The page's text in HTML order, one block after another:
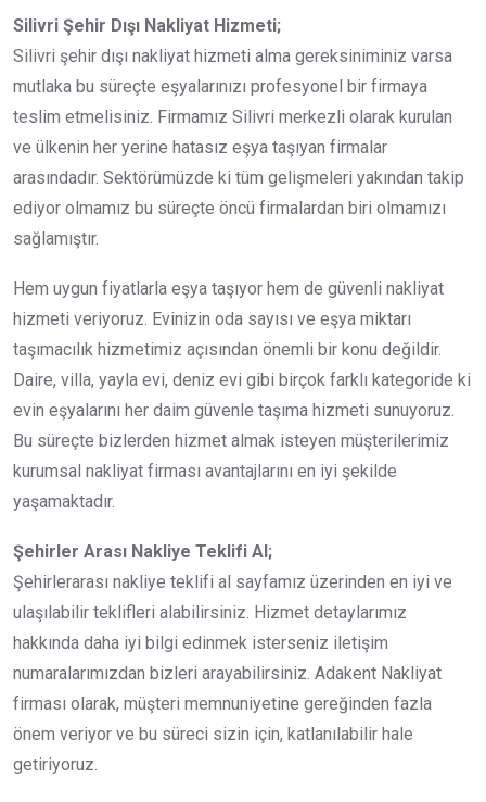
Silivri Şehir Dışı Nakliyat Hizmeti;
Silivri şehir dışı nakliyat hizmeti alma gereksiniminiz varsa
mutlaka bu süreçte eşyalarınızı profesyonel bir firmaya
teslim etmelisiniz. Firmamız Silivri merkezli olarak kurulan
ve ülkenin her yerine hatasız eşya taşıyan firmalar
arasındadır. Sektörümüzde ki tüm gelişmeleri yakından takip
ediyor olmamız bu süreçte öncü firmalardan biri olmamızı
sağlamıştır.
Hem uygun fiyatlarla eşya taşıyor hem de güvenli nakliyat
hizmeti veriyoruz. Evinizin oda sayısı ve eşya miktarı
taşımacılık hizmetimiz açısından önemli bir konu değildir.
Daire, villa, yayla evi, deniz evi gibi birçok farklı kategoride ki
evin eşyalarını her daim güvenle taşıma hizmeti sunuyoruz.
Bu süreçte bizlerden hizmet almak isteyen müşterilerimiz
kurumsal nakliyat firması avantajlarını en iyi şekilde
yaşamaktadır.
Şehirler Arası Nakliye Teklifi Al;
Şehirlerarası nakliye teklifi al sayfamız üzerinden en iyi ve
ulaşılabilir teklifleri alabilirsiniz. Hizmet detaylarımız
hakkında daha iyi bilgi edinmek isterseniz iletişim
numaralarımızdan bizleri arayabilirsiniz. Adakent Nakliyat
firması olarak, müşteri memnuniyetine gereğinden fazla
önem veriyor ve bu süreci sizin için, katlanılabilir hale
getiriyoruz.